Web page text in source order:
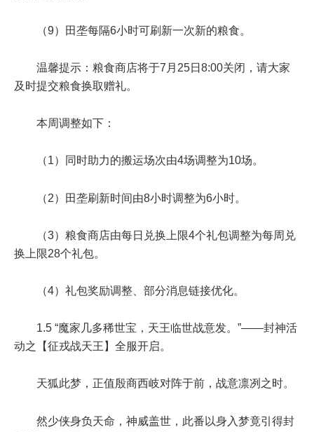
（9）田垄每隔6小时可刷新一次新的粮食。
温馨提示：粮食商店将于7月25日8:00关闭，请大家
及时提交粮食换取赠礼。
本周调整如下：
（1）同时助力的搬运场次由4场调整为10场。
（2）田垄刷新时间由8小时调整为6小时。
（3）粮食商店由每日兑换上限4个礼包调整为每周兑
换上限28个礼包。
（4）礼包奖励调整、部分消息链接优化。
1.5 “魔家几多稀世宝，天王临世战意发。”——封神活
动之【征戎战天王】全服开启。
天狐此梦，正值殷商西岐对阵于前，战意凛冽之时。
然少侠身负天命，神威盖世，此番以身入梦竟引得封